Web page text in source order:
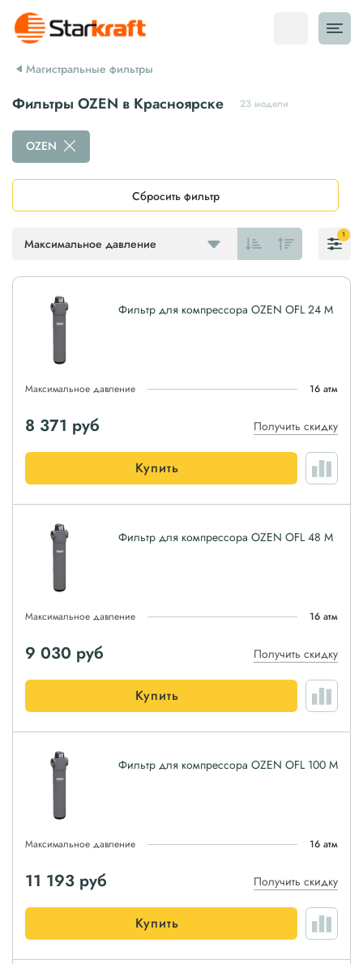
Магистральные фильтры
Фильтры OZEN в Красноярске 23 модели
Максимальное давление
OZEN
Сбросить фильтр
1
Фильтр для компрессора OZEN OFL 24 M
Максимальное давление 16 атм
8 371 руб Получить скидку
Купить
Фильтр для компрессора OZEN OFL 48 M
Максимальное давление 16 атм
9 030 руб Получить скидку
Купить
Фильтр для компрессора OZEN OFL 100 M
Максимальное давление 16 атм
11 193 руб Получить скидку
Купить